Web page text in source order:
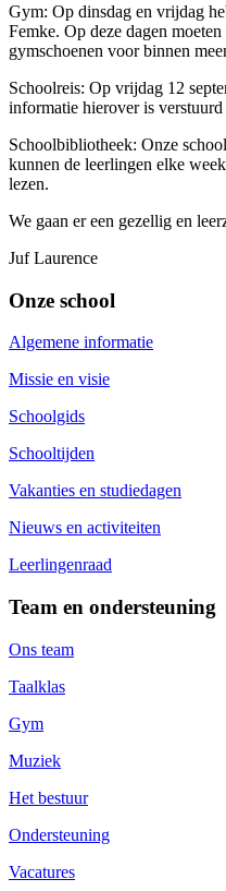
Gym: Op dinsdag en vrijdag
Femke. Op deze dagen
gymschoenen voor binnen
Schoolreis: Op vrijdag 12
informatie hierover is
Schoolbibliotheek: Onze
kunnen de leerlingen elke
lezen.
We gaan er een gezellig en
Juf Laurence
Onze school
Algemene informatie
Missie en visie
Schoolgids
Schooltijden
Vakanties en studiedagen
Nieuws en activiteiten
Leerlingenraad
Team en ondersteuning
Ons team
Taalklas
Gym
Muziek
Het bestuur
Ondersteuning
Vacatures